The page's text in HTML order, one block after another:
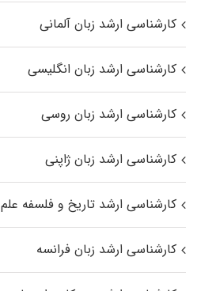
کارشناسی ارشد زبان آلمانی
کارشناسی ارشد زبان انگلیسی
کارشناسی ارشد زبان روسی
کارشناسی ارشد زبان ژاپنی
کارشناسی ارشد تاریخ و فلسفه علم
کارشناسی ارشد زبان فرانسه